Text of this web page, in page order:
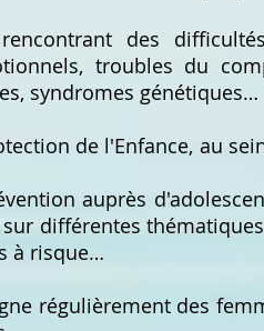
des
troubles du
syndromes génétiques…
de l'Enfance, au
auprès
différentes
à risque…
régulièrement des